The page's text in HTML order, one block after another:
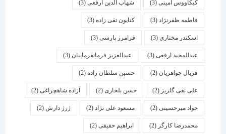
کیکاووس امینی(3) شهاب الدین ارفعی(3)
فاطمه ظفرنژاد(3) کتایون تقی زاده(3)
اسكندر مختاری (3) فرامرز پارسی(3)
عبدالمجید ارفعی(3) عبدالعزیز فرمانفرماییان(3)
فریال جواهریان(2) حسین سلطان زاده(2)
علی نقی گلریز(2) حسن بلخاری(2) آزاده شاهچراغی(2)
جواد میرحسینی(2) مسعود علی نژاد(2) ژرژ دارش (2)
محمدرضا کارگر(2) ابراهیم حقیقی(2)